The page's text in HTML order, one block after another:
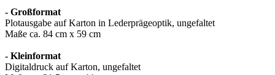
- Großformat
Plotausgabe auf Karton in Lederprägeoptik, ungefaltet
Maße ca. 84 cm x 59 cm
- Kleinformat
Digitaldruck auf Karton, ungefaltet